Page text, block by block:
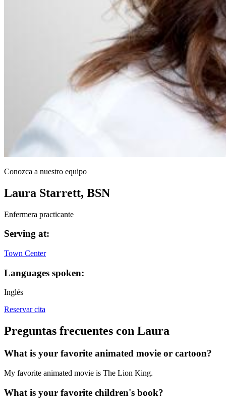
Conozca a nuestro equipo
Laura Starrett, BSN
Enfermera practicante
Serving at:
Town Center
Languages spoken:
Inglés
Reservar cita
Preguntas frecuentes con Laura
What is your favorite animated movie or cartoon?
My favorite animated movie is The Lion King.
What is your favorite children's book?